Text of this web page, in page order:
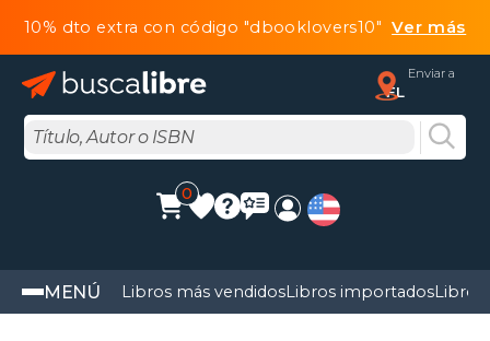
10% dto extra con código "dbooklovers10"Ver más
Enviar a
FL
0
MENÚ Libros más vendidosLibros importadosLibros